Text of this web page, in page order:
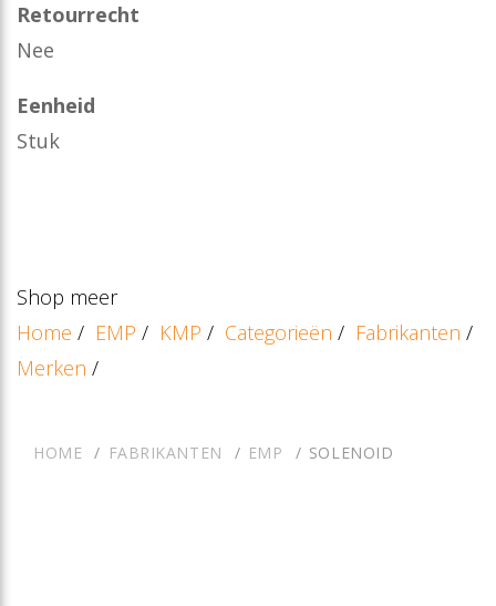
Retourrecht
Nee
Eenheid
Stuk
Shop meer
Home / EMP / KMP / Categorieën / Fabrikanten /
Merken /
HOME FABRIKANTEN EMP SOLENOID